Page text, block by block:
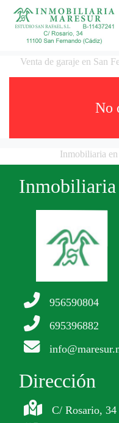
Venta de garaje en San
No
Inmobiliaria
Inmobiliaria
956590804
695396882
Dirección
C/ Rosario, 34